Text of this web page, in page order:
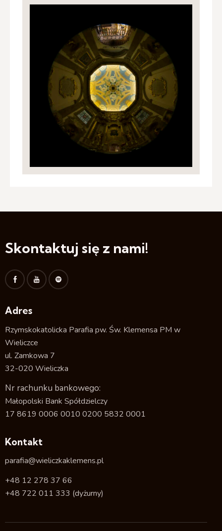
Skontaktuj się z nami!
Adres
Rzymskokatolicka Parafia pw. Św. Klemensa PM w
Wieliczce
ul. Zamkowa 7
32-020 Wieliczka
Nr rachunku bankowego:
Małopolski Bank Spółdzielczy
17 8619 0006 0010 0200 5832 0001
Kontakt
parafia@wieliczkaklemens.pl
+48 12 278 37 66
+48 722 011 333 (dyżurny)